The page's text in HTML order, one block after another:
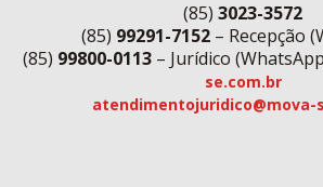
(85) 3023-3572
(85) 99291-7152– Recepção
(85) 99800-0113 – Jurídico
se.com.br
atendimentojuridico@mova-